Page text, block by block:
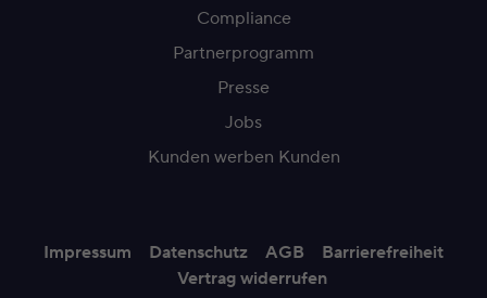
Compliance
Partnerprogramm
Presse
Jobs
Kunden werben Kunden
Impressum Datenschutz AGB
Barrierefreiheit
Vertrag widerrufen